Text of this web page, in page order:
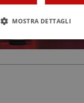
MOSTRA DETTAGLI